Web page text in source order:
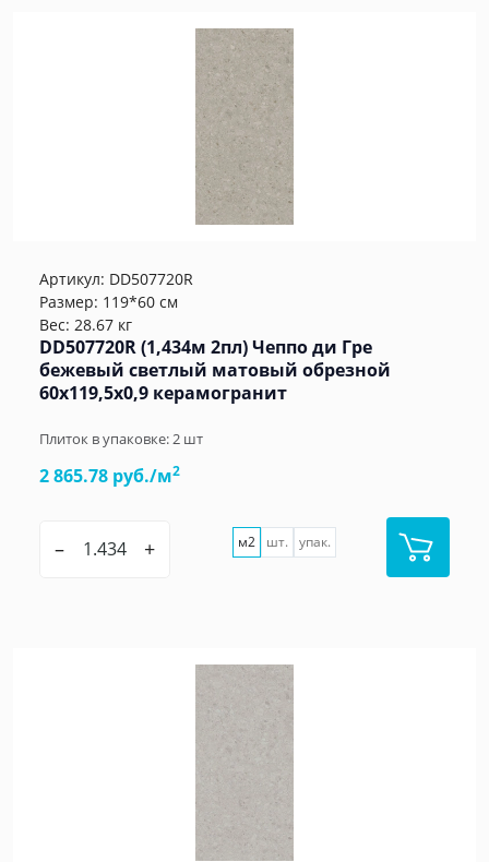
Артикул: DD507720R
Размер: 119*60 см
Вес: 28.67 кг
DD507720R (1,434м 2пл) Чеппо ди Гре
бежевый светлый матовый обрезной
60x119,5x0,9 керамогранит
Плиток в упаковке:2 шт
2 865.78 руб./м2
– + м2 шт. упак.